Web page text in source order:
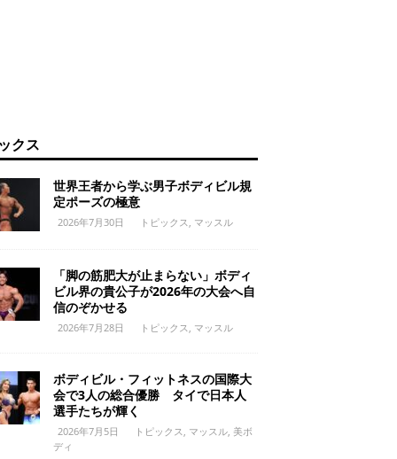
クス
世界王者から学ぶ男子ボディビル規
定ポーズの極意
2026年7月30日 トピックス マッスル
「脚の筋肥大が止まらない」ボディ
ビル界の貴公子が2026年の大会へ自
信のぞかせる
2026年7月28日 トピックス マッスル
ボディビル・フィットネスの国際大
会で3人の総合優勝 タイで日本人
選手たちが輝く
2026年7月5日 トピックス マッスル, 美ボ
ディ